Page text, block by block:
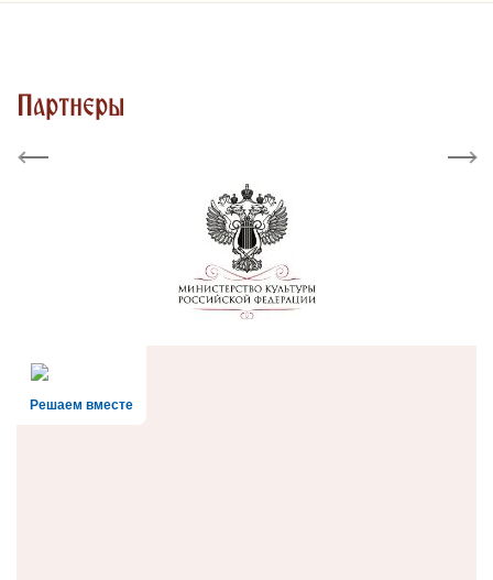
Партнеры
Previous Next
Решаем вместе